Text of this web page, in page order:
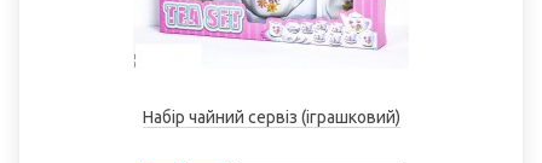
Набір чайний сервіз (іграшковий)